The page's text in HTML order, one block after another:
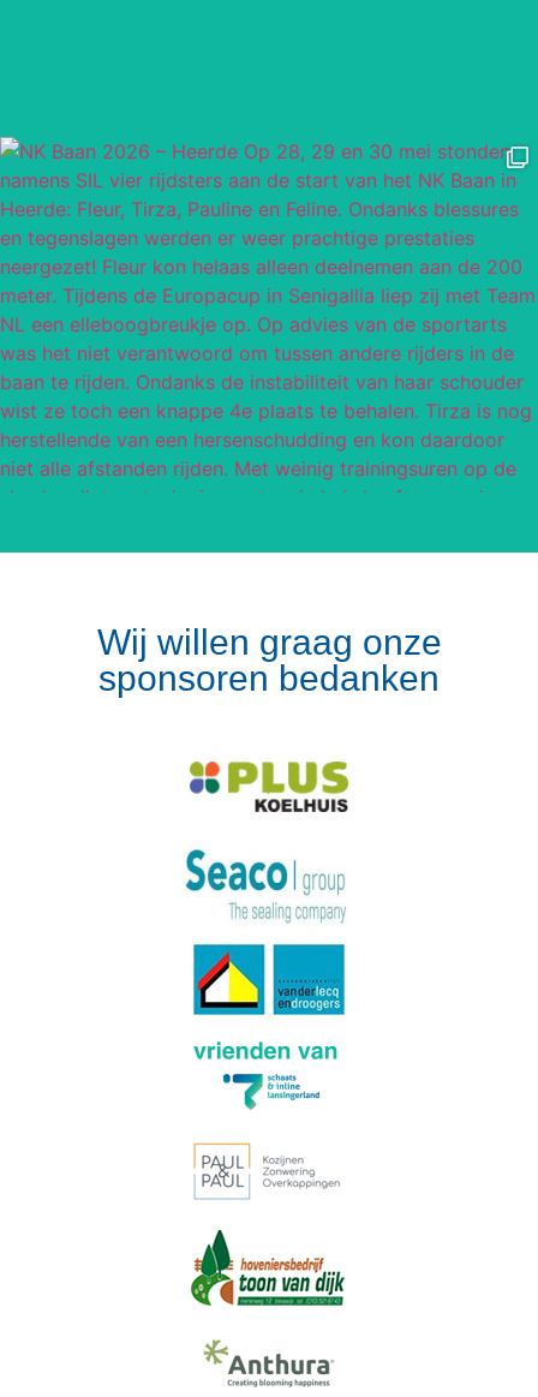
Wij willen graag onze
sponsoren bedanken